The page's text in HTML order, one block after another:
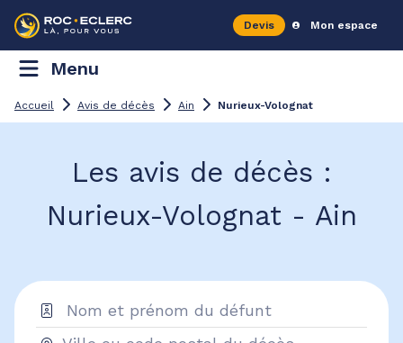
Devis Mon espace
Menu
Accueil Avis de décès Ain Nurieux-Volognat
Les avis de décès :
Nurieux-Volognat - Ain